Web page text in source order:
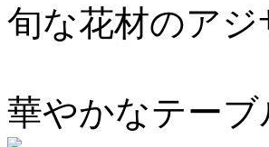
旬な花材のア
華やかなテー